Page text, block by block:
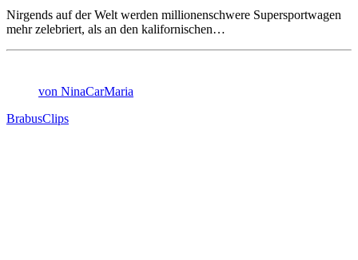
Nirgends auf der Welt werden millionenschwere Supersportwagen
mehr zelebriert, als an den kalifornischen…
von NinaCarMaria
BrabusClips